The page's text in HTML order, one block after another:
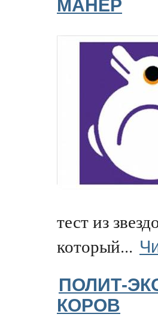
МАНЕР
тест из
который...
ПОЛИТ-
КОРОВ